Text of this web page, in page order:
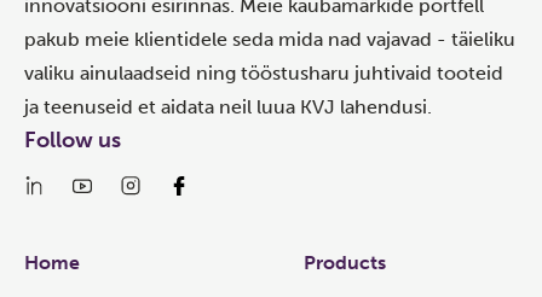
innovatsiooni esirinnas. Meie kaubamärkide portfell
pakub meie klientidele seda mida nad vajavad - täieliku
valiku ainulaadseid ning tööstusharu juhtivaid tooteid
ja teenuseid et aidata neil luua KVJ lahendusi.
Links
Home Products
Follow us